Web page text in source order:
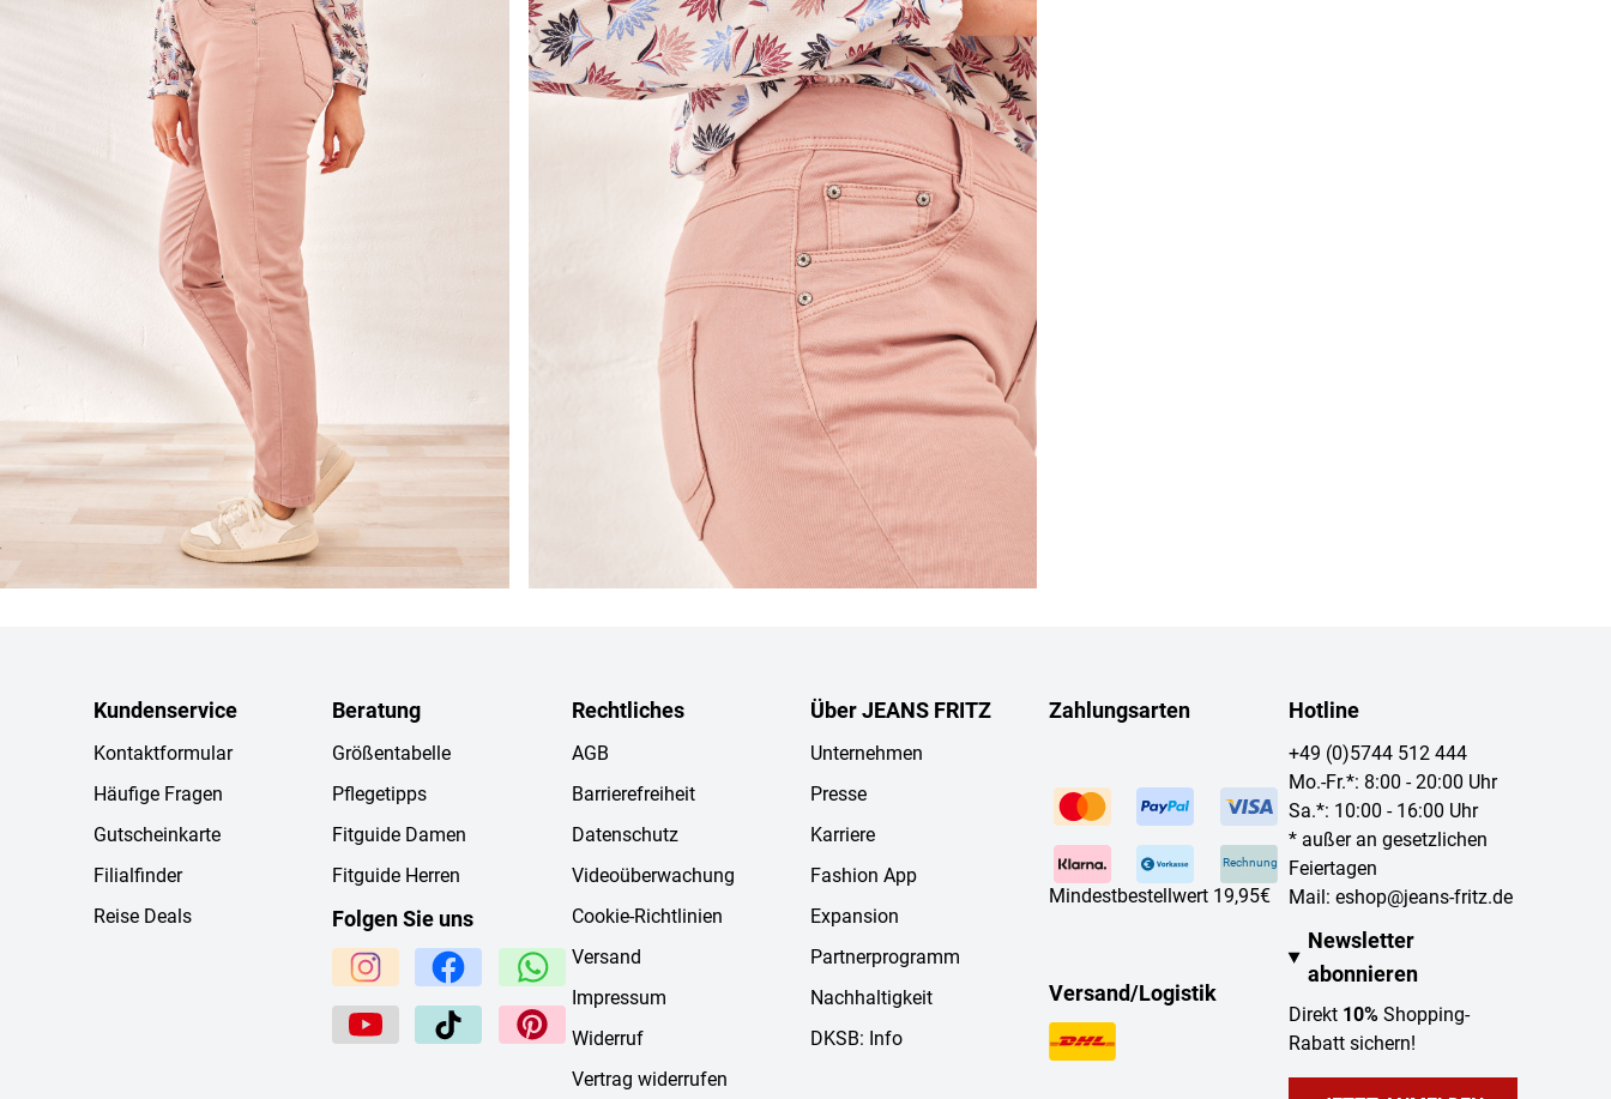
Kundenservice
Kontaktformular
Häufige Fragen
Gutscheinkarte
Filialfinder
Reise Deals
Beratung
Größentabelle
Pflegetipps
Fitguide Damen
Fitguide Herren
Folgen Sie uns
Rechtliches
AGB
Barrierefreiheit
Datenschutz
Videoüberwachung
Cookie-Richtlinien
Versand
Impressum
Widerruf
Vertrag widerrufen
Über JEANS FRITZ
Unternehmen
Presse
Karriere
Fashion App
Expansion
Partnerprogramm
Nachhaltigkeit
DKSB: Info
Zahlungsarten
Rechnung
Mindestbestellwert 19,95€
Versand/Logistik
Hotline
+49 (0)5744 512 444
Mo.-Fr.*: 8:00 - 20:00 Uhr
Sa.*: 10:00 - 16:00 Uhr
* außer an gesetzlichen
Feiertagen
Mail: eshop@jeans-fritz.de
Newsletter
abonnieren
Direkt 10%Shopping-
Rabatt sichern!